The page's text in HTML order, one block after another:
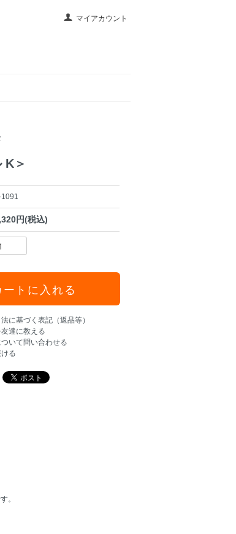
マイアカウント
K＞
円(税込)
に基づく表記（返品等）
達に教える
ついて問い合わせる
る
。